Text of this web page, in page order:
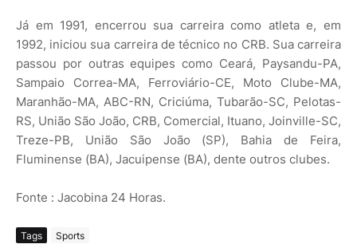
Já em 1991, encerrou sua carreira como atleta e, em
1992, iniciou sua carreira de técnico no CRB. Sua carreira
passou por outras equipes como Ceará, Paysandu-PA,
Sampaio Correa-MA, Ferroviário-CE, Moto Clube-MA,
Maranhão-MA, ABC-RN, Criciúma, Tubarão-SC, Pelotas-
RS, União São João, CRB, Comercial, Ituano, Joinville-SC,
Treze-PB, União São João (SP), Bahia de Feira,
Fluminense (BA), Jacuipense (BA), dente outros clubes.
Fonte : Jacobina 24 Horas.
Tags Sports